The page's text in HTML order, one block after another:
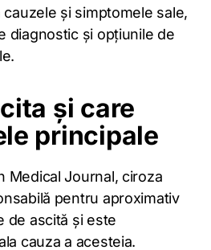
și simptomele sale,
diagnostic și opțiunile de
și care
principale
Medical Journal, ciroza
pentru aproximativ
de ascită și este
cauza a acesteia.